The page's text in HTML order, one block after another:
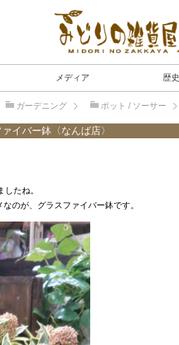
メディア 歴史
ガーデニング ポット / ソーサー
イバー鉢〈なんば店〉
たね。
のが、グラスファイバー鉢です。